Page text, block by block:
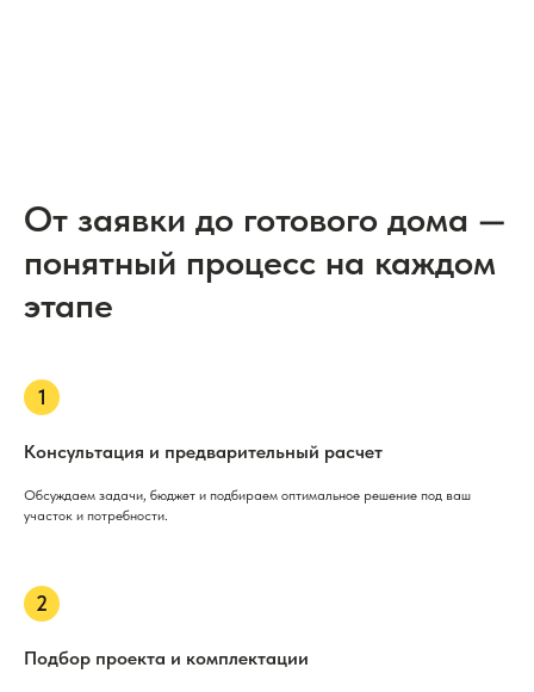
От заявки до готового дома —
понятный процесс на каждом
этапе
Консультация и предварительный расчет
Обсуждаем задачи, бюджет и подбираем оптимальное решение под ваш
участок и потребности.
Подбор проекта и комплектации